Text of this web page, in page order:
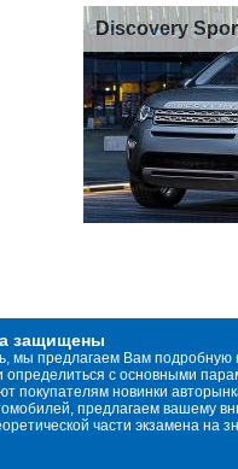
Discovery
защищены
мы предлагаем Вам
с основными
покупателям новинки
предлагаем вашему
части экзамена